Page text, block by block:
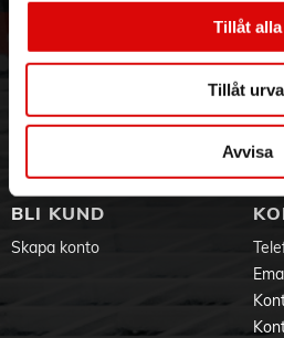
Tillåt alla
Tillåt
Avvisa
• Snabbtorkande för professionella
• ThermoShield-teknik för ultimat
Hållbarhet
Aktuellt på Order
Om
BLI KUND
Skapa konto